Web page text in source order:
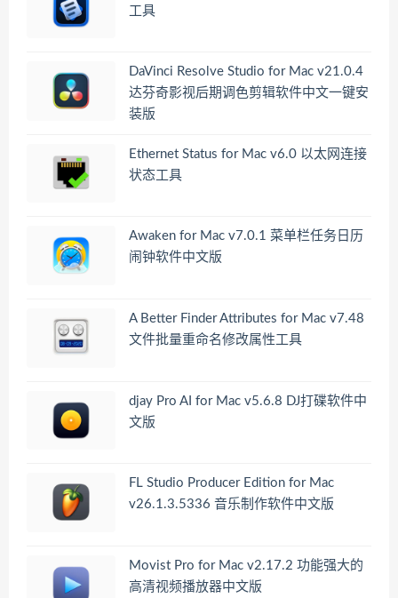
工具
DaVinci Resolve Studio for Mac v21.0.4
达芬奇影视后期调色剪辑软件中文一键安
装版
Ethernet Status for Mac v6.0 以太网连接
状态工具
Awaken for Mac v7.0.1 菜单栏任务日历
闹钟软件中文版
A Better Finder Attributes for Mac v7.48
文件批量重命名修改属性工具
djay Pro AI for Mac v5.6.8 DJ打碟软件中
文版
FL Studio Producer Edition for Mac
v26.1.3.5336 音乐制作软件中文版
Movist Pro for Mac v2.17.2 功能强大的
高清视频播放器中文版